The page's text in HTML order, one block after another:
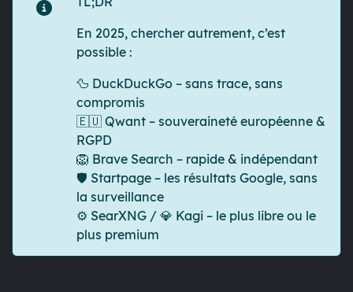
En 2025, chercher autrement, c’est
possible :
🦆 DuckDuckGo – sans trace, sans
compromis
🇪🇺 Qwant – souveraineté européenne &
RGPD
🦁 Brave Search – rapide & indépendant
🛡️ Startpage – les résultats Google, sans
la surveillance
⚙️ SearXNG / 💎 Kagi – le plus libre ou le
plus premium